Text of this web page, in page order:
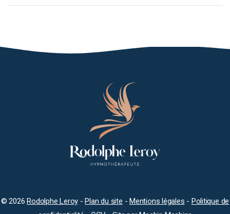
© 2026Rodolphe Leroy -Plan du site -Mentions légales - Politique de